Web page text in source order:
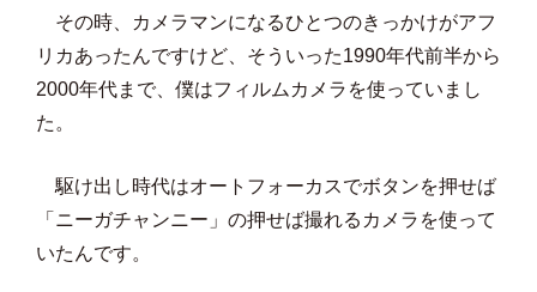
その時、カメラマンになるひとつのきっかけがアフ
リカあったんですけど、そういった1990年代前半から
2000年代まで、僕はフィルムカメラを使っていまし
た。
駆け出し時代はオートフォーカスでボタンを押せば
「ニーガチャンニー」の押せば撮れるカメラを使って
いたんです。